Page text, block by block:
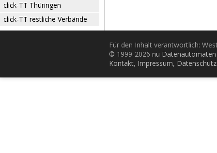
click-TT Thüringen
click-TT restliche Verbände
Für den Inhalt verantwortlich:
© 1999-2026 nu
Kontakt, Impressum, Datenschutz